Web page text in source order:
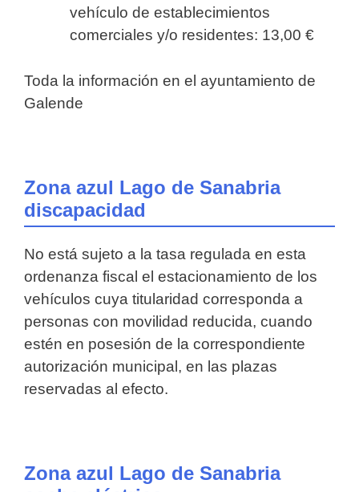
vehículo de establecimientos
comerciales y/o residentes: 13,00 €
Toda la información en el ayuntamiento de
Galende
Zona azul Lago de Sanabria
discapacidad
No está sujeto a la tasa regulada en esta
ordenanza fiscal el estacionamiento de los
vehículos cuya titularidad corresponda a
personas con movilidad reducida, cuando
estén en posesión de la correspondiente
autorización municipal, en las plazas
reservadas al efecto.
Zona azul Lago de Sanabria